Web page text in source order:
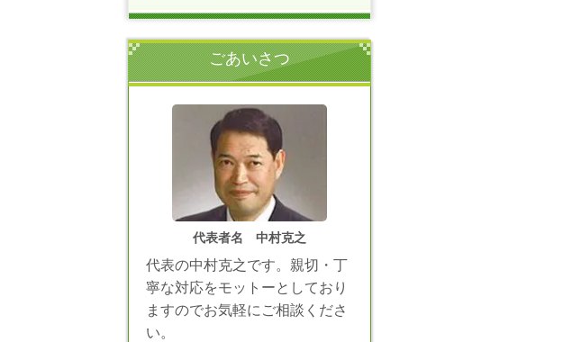
ごあいさつ
代表者名 中村克之
代表の中村克之です。親切・丁
寧な対応をモットーとしており
ますのでお気軽にご相談くださ
い。